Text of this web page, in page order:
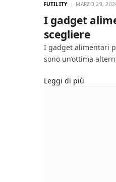
FUTILITY MARZO 29,
I gadget
scegliere
I gadget alimentari
sono un’ottima
Leggi di più